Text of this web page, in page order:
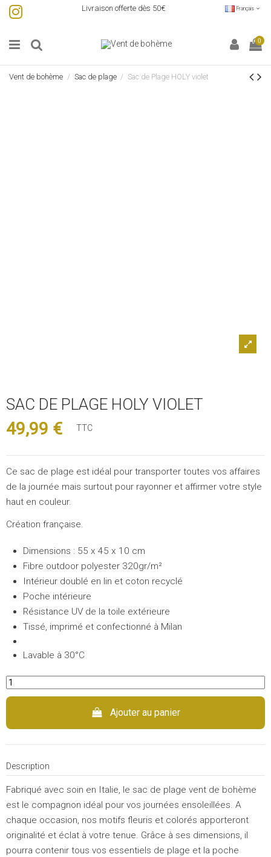
Livraison offerte dès 50€ Français
0
Vent de bohème Sac de plage Sac de Plage HOLY violet
SAC DE PLAGE HOLY VIOLET
49,99 € TTC
Ce sac de plage est idéal pour transporter toutes vos affaires
de la journée mais surtout pour rayonner et affirmer votre style
haut en couleur.
Création française.
Dimensions : 55 x 45 x 10 cm
Fibre outdoor polyester 320gr/m²
Intérieur doublé en lin et coton recyclé
Poche intérieure
Résistance UV de la toile extérieure
Tissé, imprimé et confectionné à Milan
Lavable à 30°C
Ajouter au panier
Description
Fabriqué avec soin en Italie, le sac de plage vent de bohème
est le compagnon idéal pour vos journées ensoleillées. A
chaque occasion, nos motifs fleuris et colorés apporteront
originalité et éclat à votre tenue. Grâce à ses dimensions, il
pourra contenir tous vos essentiels de plage et la poche